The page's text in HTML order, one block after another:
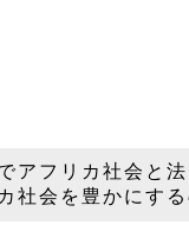
アフリカ社会と
社会を豊かにする